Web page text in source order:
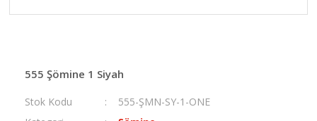
555 Şömine 1 Siyah
Stok Kodu
555-ŞMN-SY-1-ONE